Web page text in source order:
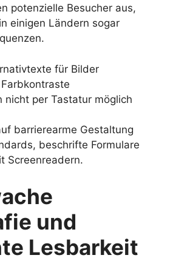
potenzielle Besucher aus,
einigen Ländern sogar
für Bilder
nicht per Tastatur möglich
barrierearme Gestaltung
beschrifte Formulare
Screenreadern.
und
Lesbarkeit